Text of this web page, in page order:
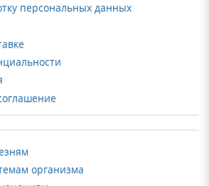
персональных данных
организма